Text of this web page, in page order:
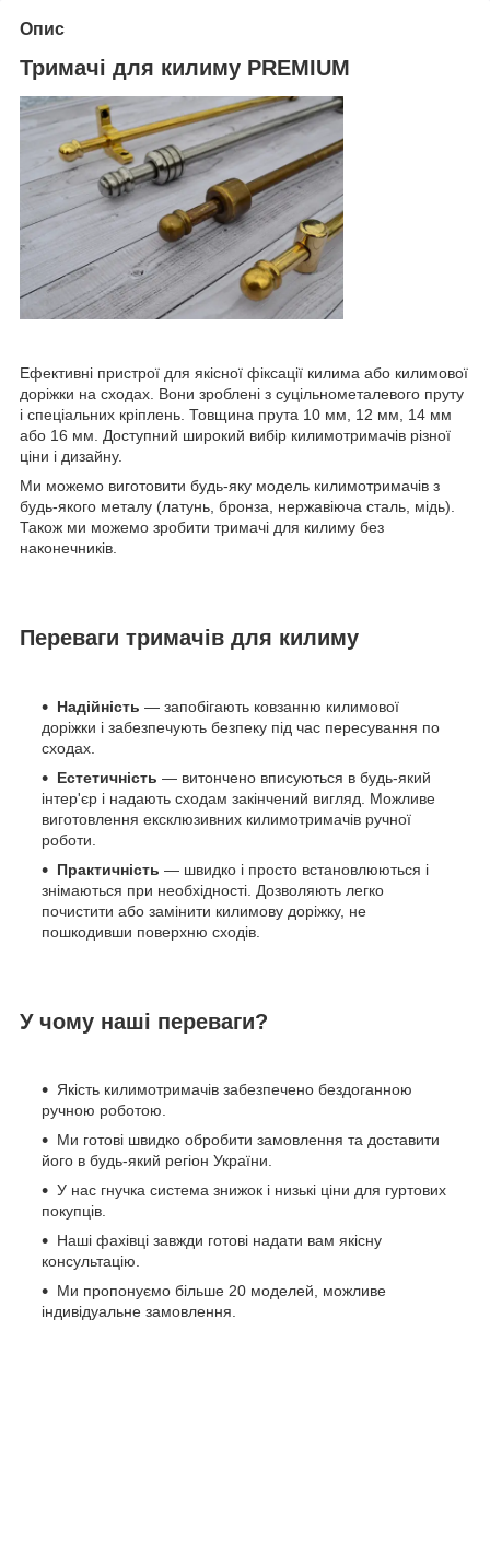
Опис
Тримачі для килиму PREMIUM
Ефективні пристрої для якісної фіксації килима або килимової
доріжки на сходах. Вони зроблені з суцільнометалевого пруту
і спеціальних кріплень. Товщина прута 10 мм, 12 мм, 14 мм
або 16 мм. Доступний широкий вибір килимотримачів різної
ціни і дизайну.
Ми можемо виготовити будь-яку модель килимотримачів з
будь-якого металу (латунь, бронза, нержавіюча сталь, мідь).
Також ми можемо зробити тримачі для килиму без
наконечників.
Переваги тримачів для килиму
Надійність — запобігають ковзанню килимової
доріжки і забезпечують безпеку під час пересування по
сходах.
Естетичність — витончено вписуються в будь-який
інтер'єр і надають сходам закінчений вигляд. Можливе
виготовлення ексклюзивних килимотримачів ручної
роботи.
Практичність — швидко і просто встановлюються і
знімаються при необхідності. Дозволяють легко
почистити або замінити килимову доріжку, не
пошкодивши поверхню сходів.
У чому наші переваги?
Якість килимотримачів забезпечено бездоганною
ручною роботою.
Ми готові швидко обробити замовлення та доставити
його в будь-який регіон України.
У нас гнучка система знижок і низькі ціни для гуртових
покупців.
Наші фахівці завжди готові надати вам якісну
консультацію.
Ми пропонуємо більше 20 моделей, можливе
індивідуальне замовлення.